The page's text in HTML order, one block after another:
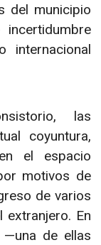
del municipio
internacional
las
coyuntura,
el espacio
motivos de
de varios
extranjero. En
de ellas